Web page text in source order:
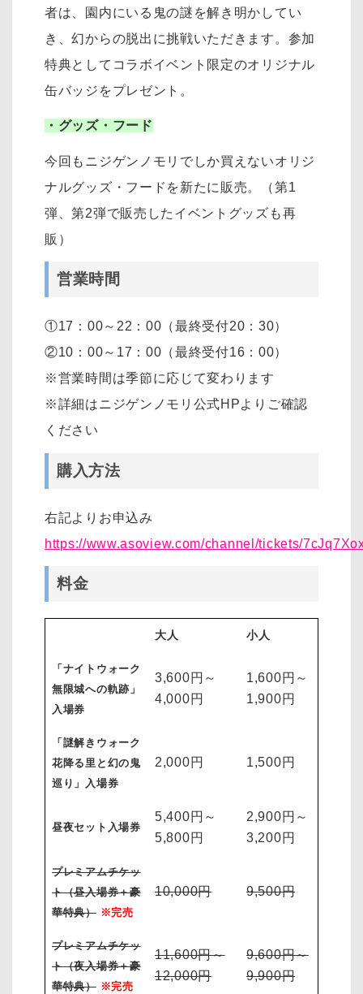
者は、園内にいる鬼の謎を解き明かしてい
き、幻からの脱出に挑戦いただきます。参加
特典としてコラボイベント限定のオリジナル
缶バッジをプレゼント。
・グッズ・フード
今回もニジゲンノモリでしか買えないオリジ
ナルグッズ・フードを新たに販売。（第1
弾、第2弾で販売したイベントグッズも再
販）
営業時間
①17：00～22：00（最終受付20：30）
②10：00～17：00（最終受付16：00）
※営業時間は季節に応じて変わります
※詳細はニジゲンノモリ公式HPよりご確認
ください
購入方法
右記よりお申込み
https://www.asoview.com/channel/tickets/
料金
大人 小人
「ナイトウォーク
無限城への軌跡」
入場券
3,600円～
4,000円
1,600円～
1,900円
「謎解きウォーク
花降る里と幻の鬼
巡り」入場券
2,000円 1,500円
昼夜セット入場券
5,400円～
5,800円
2,900円～
3,200円
プレミアムチケッ
ト（昼入場券＋豪
華特典）※完売
10,000円 9,500円
プレミアムチケッ
ト（夜入場券＋豪
華特典）※完売
11,600円～
12,000円
9,600円～
9,900円